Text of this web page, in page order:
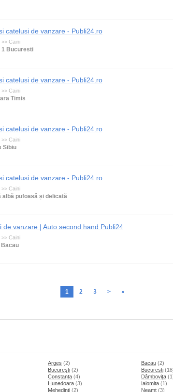
catelusi de vanzare - Publi24.ro
>> Caini
1 Bucuresti
catelusi de vanzare - Publi24.ro
>> Caini
Timis
catelusi de vanzare - Publi24.ro
>> Caini
Sibiu
catelusi de vanzare - Publi24.ro
>> Caini
albă pufoasă și delicată
de vanzare | Auto second hand Publi24
>> Caini
1 2 3 > »
Arges (2) Bacau (2)
Bucureşti (2) Bucuresti
Constanta (4) Dâmboviţa
Hunedoara (3) Ialomita (1)
Mehedinti (2) Neamt (3)